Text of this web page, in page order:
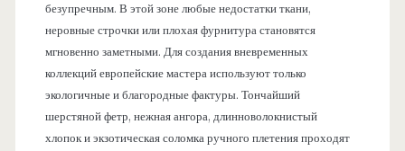
безупречным. В этой зоне любые недостатки ткани,
неровные строчки или плохая фурнитура становятся
мгновенно заметными. Для создания вневременных
коллекций европейские мастера используют только
экологичные и благородные фактуры. Тончайший
шерстяной фетр, нежная ангора, длинноволокнистый
хлопок и экзотическая соломка ручного плетения проходят